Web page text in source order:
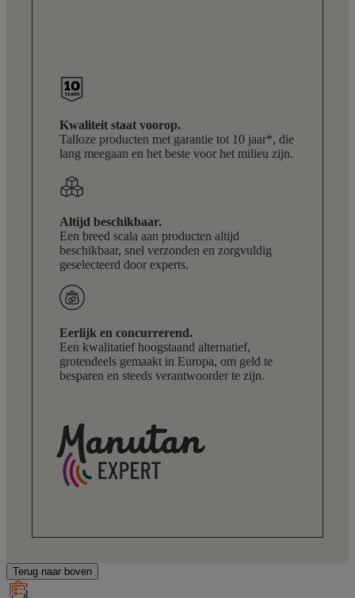
Kwaliteit staat voorop.
Talloze producten met garantie tot 10 jaar*, die
lang meegaan en het beste voor het milieu zijn.
Altijd beschikbaar.
Een breed scala aan producten altijd
beschikbaar, snel verzonden en zorgvuldig
geselecteerd door experts.
Eerlijk en concurrerend.
Een kwalitatief hoogstaand alternatief,
grotendeels gemaakt in Europa, om geld te
besparen en steeds verantwoorder te zijn.
Terug naar boven